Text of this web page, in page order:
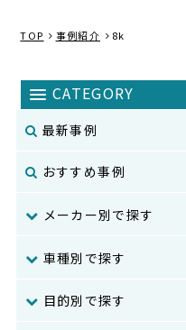
TOP 事例紹介 8k
最新事例
おすすめ事例
メーカー別で探す
車種別で探す
目的別で探す